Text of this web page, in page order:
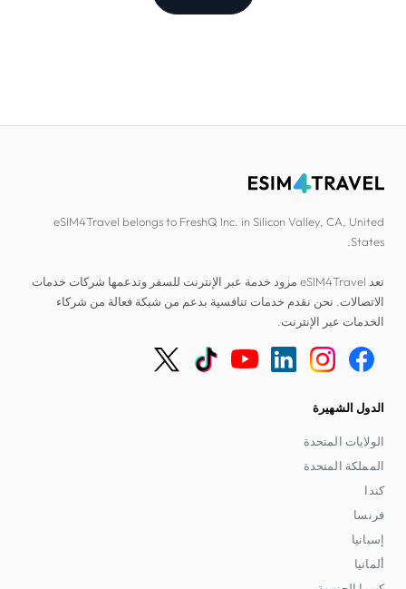
eSIM4Travel belongs to FreshQ Inc. in Silicon Valley, CA, United
States.
تعد eSIM4Travel مزود خدمة عبر الإنترنت للسفر وتدعمها شركات خدمات
الاتصالات. نحن نقدم خدمات تنافسية بدعم من شبكة فعالة من شركاء
الخدمات عبر الإنترنت.
الدول الشهيرة
الولايات المتحدة
المملكة المتحدة
كندا
فرنسا
إسبانيا
ألمانيا